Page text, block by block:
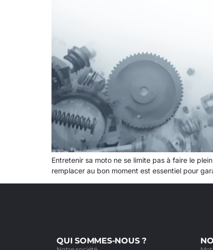
Entretenir sa moto ne se limite pas à faire le
remplacer au bon moment est essentiel pour
QUI SOMMES-NOUS ?